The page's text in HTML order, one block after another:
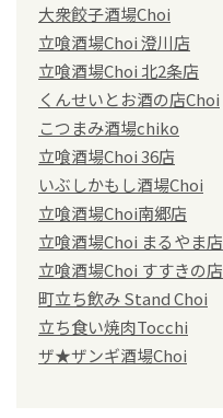
大衆餃子酒場Choi
立喰酒場Choi 澄川店
立喰酒場Choi 北2条店
くんせいとお酒の店Choi
こつまみ酒場chiko
立喰酒場Choi 36店
いぶしかもし酒場Choi
立喰酒場Choi南郷店
立喰酒場Choi まるやま店
立喰酒場Choi すすきの店
町立ち飲み Stand Choi
立ち食い焼肉Tocchi
ザ★ザンギ酒場Choi